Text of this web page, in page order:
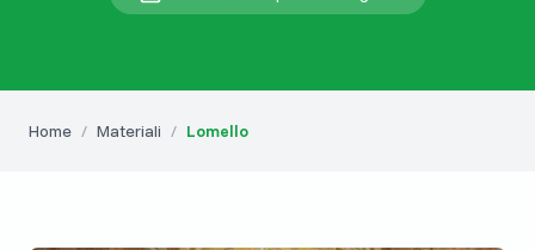
Home / Materiali / Lomello